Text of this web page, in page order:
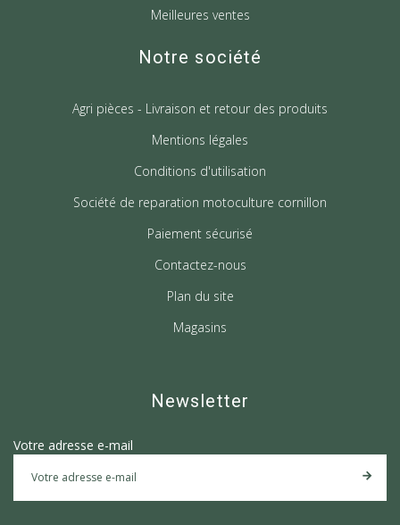
Meilleures ventes
Notre société
Agri pièces - Livraison et retour des produits
Mentions légales
Conditions d'utilisation
Société de reparation motoculture cornillon
Paiement sécurisé
Contactez-nous
Plan du site
Magasins
Newsletter
Votre adresse e-mail